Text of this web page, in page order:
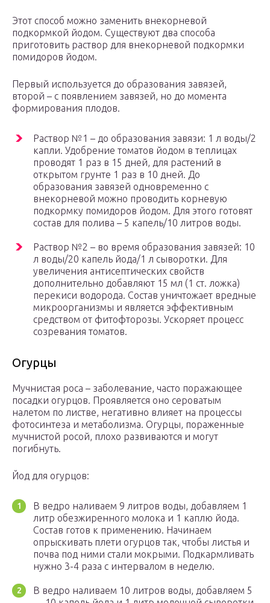
Этот способ можно заменить внекорневой
подкормкой йодом. Существуют два способа
приготовить раствор для внекорневой подкормки
помидоров йодом.
Первый используется до образования завязей,
второй – с появлением завязей, но до момента
формирования плодов.
Раствор №1 – до образования завязи: 1 л воды/2
капли. Удобрение томатов йодом в теплицах
проводят 1 раз в 15 дней, для растений в
открытом грунте 1 раз в 10 дней. До
образования завязей одновременно с
внекорневой можно проводить корневую
подкормку помидоров йодом. Для этого готовят
состав для полива – 5 капель/10 литров воды.
Раствор №2 – во время образования завязей: 10
л воды/20 капель йода/1 л сыворотки. Для
увеличения антисептических свойств
дополнительно добавляют 15 мл (1 ст. ложка)
перекиси водорода. Состав уничтожает вредные
микроорганизмы и является эффективным
средством от фитофторозы. Ускоряет процесс
созревания томатов.
Огурцы
Мучнистая роса – заболевание, часто поражающее
посадки огурцов. Проявляется оно сероватым
налетом по листве, негативно влияет на процессы
фотосинтеза и метаболизма. Огурцы, пораженные
мучнистой росой, плохо развиваются и могут
погибнуть.
Йод для огурцов:
В ведро наливаем 9 литров воды, добавляем 1
литр обезжиренного молока и 1 каплю йода.
Состав готов к применению. Начинаем
опрыскивать плети огурцов так, чтобы листья и
почва под ними стали мокрыми. Подкармливать
нужно 3-4 раза с интервалом в неделю.
В ведро наливаем 10 литров воды, добавляем 5